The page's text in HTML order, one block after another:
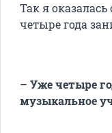
Так я
четыре года
– Уже четыре
музыкальное